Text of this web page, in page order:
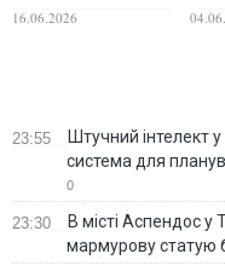
Печерській лаврі
16.06.2026
23:55
Штучний інтелект
система для
0
23:30
В місті Аспендос
мармурову статую